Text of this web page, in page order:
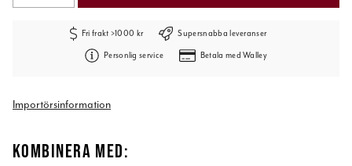
Fri frakt >1000 kr Supersnabba leveranser
Personlig service Betala med Walley
Importörsinformation
KOMBINERA MED: